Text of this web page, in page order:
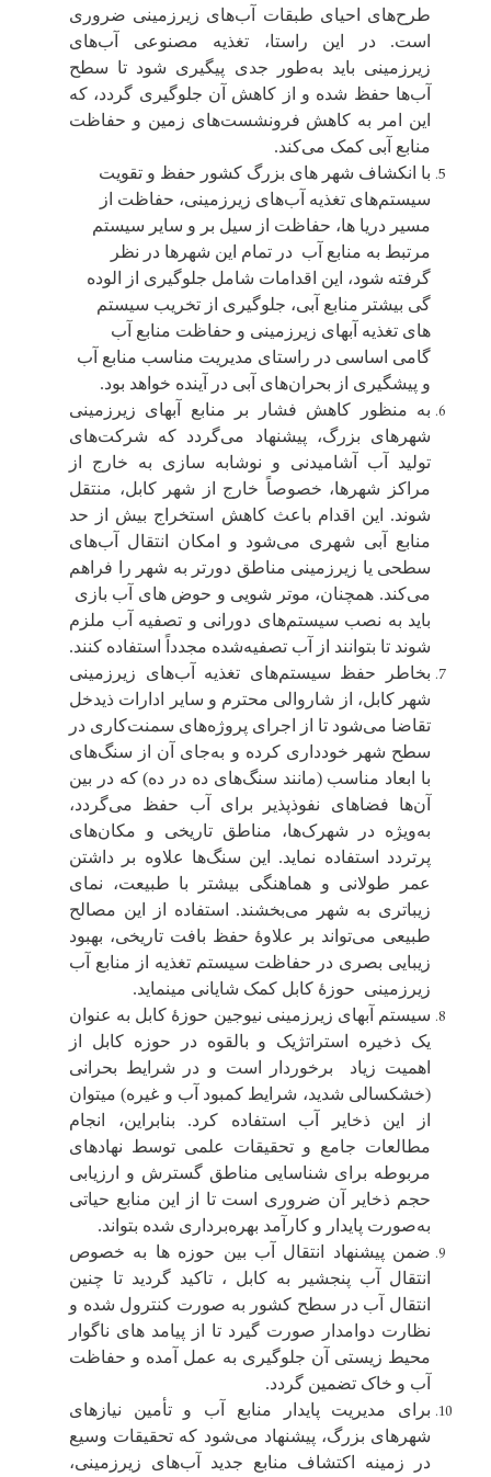
طرح‌های احیای طبقات آب‌های زیرزمینی ضروری
است. در این راستا، تغذیه مصنوعی آب‌های
زیرزمینی باید به‌طور جدی پیگیری شود تا سطح
آب‌ها حفظ شده و از کاهش آن جلوگیری گردد، که
این امر به کاهش فرونشست‌های زمین و حفاظت
منابع آبی کمک می‌کند.
با انکشاف شهر های بزرگ کشور حفظ و تقویت
سیستم‌های تغذیه آب‌های زیرزمینی، حفاظت از
مسیر دریا ها، حفاظت از سیل بر و سایر سیستم
مرتبط به منابع آب در تمام این شهرها در نظر
گرفته شود، این اقدامات شامل جلوگیری از الوده
گی بیشتر منابع آبی، جلوگیری از تخریب سیستم
های تغذیه آبهای زیرزمینی و حفاظت منابع آب
گامی اساسی در راستای مدیریت مناسب منابع آب
و پیشگیری از بحران‌های آبی در آینده خواهد بود.
به‌ منظور کاهش فشار بر منابع آبهای زیرزمینی
شهرهای بزرگ، پیشنهاد می‌گردد که شرکت‌های
تولید آب آشامیدنی و نوشابه ‌سازی به خارج از
مراکز شهرها، خصوصاً خارج از شهر کابل، منتقل
شوند. این اقدام باعث کاهش استخراج بیش از حد
منابع آبی شهری می‌شود و امکان انتقال آب‌های
سطحی یا زیرزمینی مناطق دورتر به شهر را فراهم
می‌کند. همچنان، موتر شویی و حوض های آب بازی
باید به نصب سیستم‌های دورانی و تصفیه آب ملزم
شوند تا بتوانند از آب تصفیه‌شده مجدداً استفاده کنند.
بخاطر حفظ سیستم‌های تغذیه آب‌های زیرزمینی
شهر کابل، از شاروالی محترم و سایر ادارات ذیدخل
تقاضا می‌شود تا از اجرای پروژه‌های سمنت‌کاری در
سطح شهر خودداری کرده و به‌جای آن از سنگ‌های
با ابعاد مناسب (مانند سنگ‌های ده در ده) که در بین
آن‌ها فضاهای نفوذپذیر برای آب حفظ می‌گردد،
به‌ویژه در شهرک‌ها، مناطق تاریخی و مکان‌های
پرتردد استفاده نماید. این سنگ‌ها علاوه بر داشتن
عمر طولانی و هماهنگی بیشتر با طبیعت، نمای
زیباتری به شهر می‌بخشند. استفاده از این مصالح
طبیعی می‌تواند بر علاوۀ حفظ بافت تاریخی، بهبود
زیبایی بصری در حفاظت سیستم تغذیه از منابع آب
زیرزمینی حوزۀ کابل کمک شایانی مینماید.
سیستم آبهای زیرزمینی نیوجین حوزۀ کابل به‌ عنوان
یک ذخیره استراتژیک و بالقوه در حوزه کابل از
اهمیت زیاد برخوردار است و در شرایط بحرانی
(خشکسالی شدید، شرایط کمبود آب و غیره) میتوان
از این ذخایر آب استفاده کرد. بنابراین، انجام
مطالعات جامع و تحقیقات علمی توسط نهادهای
مربوطه برای شناسایی مناطق گسترش و ارزیابی
حجم ذخایر آن ضروری است تا از این منابع حیاتی
به‌صورت پایدار و کارآمد بهره‌برداری شده بتواند.
ضمن پیشنهاد انتقال آب بین حوزه ها به خصوص
انتقال آب پنجشیر به کابل ، تاکید گردید تا چنین
انتقال آب در سطح کشور به صورت کنترول شده و
نظارت دوامدار صورت گیرد تا از پیامد های ناگوار
محیط زیستی آن جلوگیری به عمل آمده و حفاظت
آب و خاک تضمین گردد.
برای مدیریت پایدار منابع آب و تأمین نیازهای
شهرهای بزرگ، پیشنهاد می‌شود که تحقیقات وسیع
در زمینه اکتشاف منابع جدید آب‌های زیرزمینی،